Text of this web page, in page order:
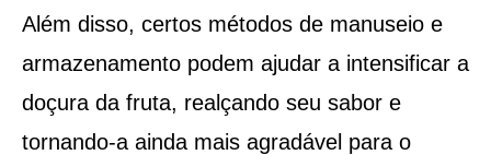
Além disso, certos métodos de manuseio e
armazenamento podem ajudar a intensificar a
doçura da fruta, realçando seu sabor e
tornando-a ainda mais agradável para o